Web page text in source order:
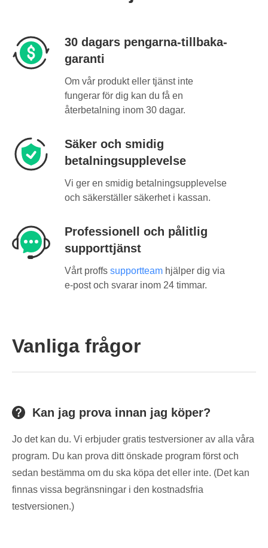
30 dagars pengarna-tillbaka-
garanti
Om vår produkt eller tjänst inte
fungerar för dig kan du få en
återbetalning inom 30 dagar.
Säker och smidig
betalningsupplevelse
Vi ger en smidig betalningsupplevelse
och säkerställer säkerhet i kassan.
Professionell och pålitlig
supporttjänst
Vårt proffs supportteam hjälper dig via
e-post och svarar inom 24 timmar.
Vanliga frågor
Kan jag prova innan jag köper?
Jo det kan du. Vi erbjuder gratis testversioner av alla våra
program. Du kan prova ditt önskade program först och
sedan bestämma om du ska köpa det eller inte. (Det kan
finnas vissa begränsningar i den kostnadsfria
testversionen.)